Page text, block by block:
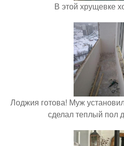
В этой хрущевке
Лоджия готова! Муж
сделал теплый пол